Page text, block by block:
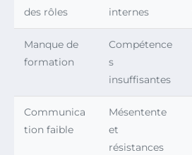
des rôles
internes
Manque de
formation
Compétence
s
insuffisantes
Communica
tion faible
Mésentente
et
résistances